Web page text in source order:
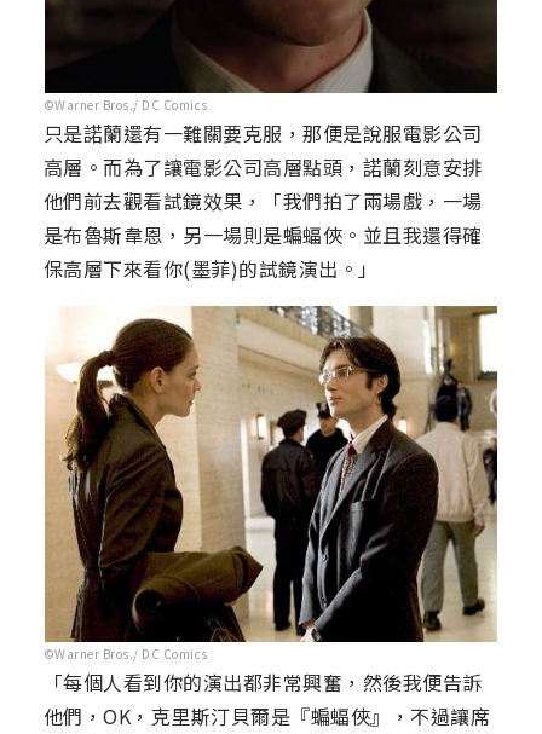
©Warner Bros./ DC Comics
只是諾蘭還有一難關要克服，那便是說服電影公司
高層。而為了讓電影公司高層點頭，諾蘭刻意安排
他們前去觀看試鏡效果，「我們拍了兩場戲，一場
是布魯斯韋恩，另一場則是蝙蝠俠。並且我還得確
保高層下來看你(墨菲)的試鏡演出。」
©Warner Bros./ DC Comics
「每個人看到你的演出都非常興奮，然後我便告訴
他們，OK，克里斯汀貝爾是『蝙蝠俠』，不過讓席